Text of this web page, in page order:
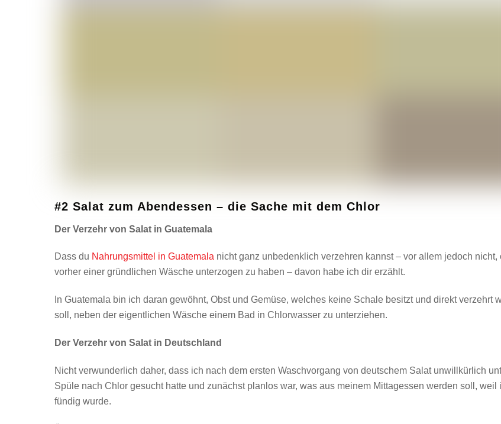
#2 Salat zum Abendessen – die Sache mit dem Chlor
Der Verzehr von Salat in Guatemala
Dass du Nahrungsmittel in Guatemala nicht ganz unbedenklich verzehren kannst – vor allem jedoch nicht,
vorher einer gründlichen Wäsche unterzogen zu haben – davon habe ich dir erzählt.
In Guatemala bin ich daran gewöhnt, Obst und Gemüse, welches keine Schale besitzt und direkt verzehrt
soll, neben der eigentlichen Wäsche einem Bad in Chlorwasser zu unterziehen.
Der Verzehr von Salat in Deutschland
Nicht verwunderlich daher, dass ich nach dem ersten Waschvorgang von deutschem Salat unwillkürlich
Spüle nach Chlor gesucht hatte und zunächst planlos war, was aus meinem Mittagessen werden soll, weil
fündig wurde.